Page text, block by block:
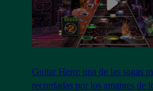
Guitar Hero: una de las sagas
recordadas por los amantes de